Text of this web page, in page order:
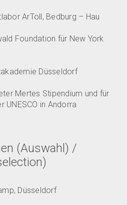
ArToll, Bedburg – Hau
Foundation für New York
Düsseldorf
Mertes Stipendium und für
UNESCO in Andorra
(Auswahl) /
Düsseldorf